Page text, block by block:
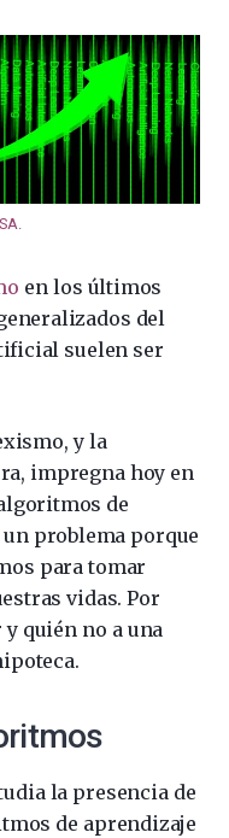
.
en los últimos
del
suelen ser
y la
impregna hoy en
de
problema porque
para tomar
vidas. Por
quién no a una
la presencia de
de aprendizaje